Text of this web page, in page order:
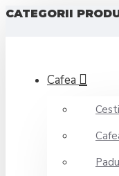
CATEGORII
Cafea